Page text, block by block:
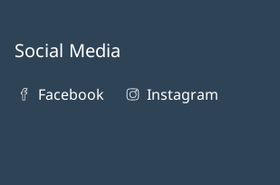
Social Media
Facebook Instagram